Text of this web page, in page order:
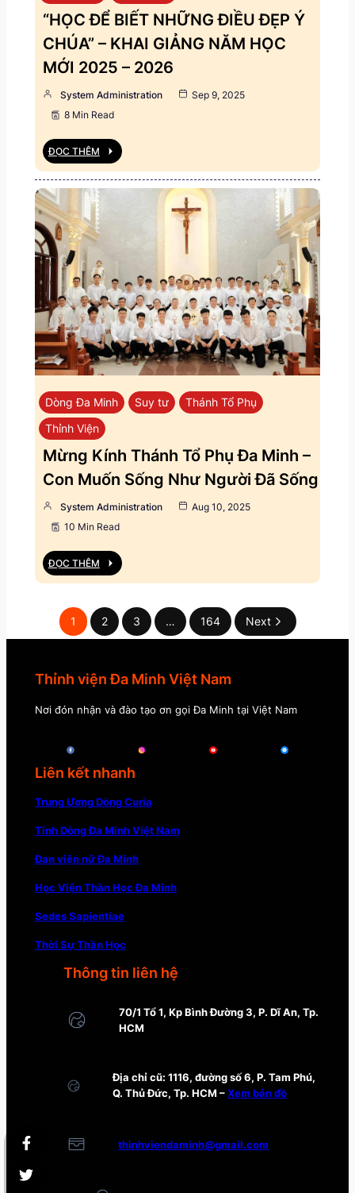
“HỌC ĐỂ BIẾT NHỮNG ĐIỀU ĐẸP Ý
CHÚA” – KHAI GIẢNG NĂM HỌC
MỚI 2025 – 2026
System Administration
Sep 9, 2025
8 Min Read
ĐỌC THÊM
Dòng Đa Minh Suy tư
Thánh Tổ Phụ
Thỉnh Viện
Mừng Kính Thánh Tổ Phụ Đa Minh –
Con Muốn Sống Như Người Đã Sống
System Administration
Aug 10, 2025
10 Min Read
ĐỌC THÊM
1 2 3 … 164 Next
Thỉnh viện Đa Minh Việt Nam
Nơi đón nhận và đào tạo ơn gọi Đa Minh tại Việt Nam
Liên kết nhanh
Trung Ương Dòng Curia
Tỉnh Dòng Đa Minh Việt Nam
Đan viện nữ Đa Minh
Học Viện Thần Học Đa Minh
Sedes Sapientiae
Thời Sự Thần Học
Thông tin liên hệ
70/1 Tổ 1, Kp Bình Đường 3, P. Dĩ An, Tp.
HCM
Địa chỉ cũ: 1116, đường số 6, P. Tam Phú,
Q. Thủ Đức, Tp. HCM –Xem bản đồ
thinhviendaminh@gmail.com